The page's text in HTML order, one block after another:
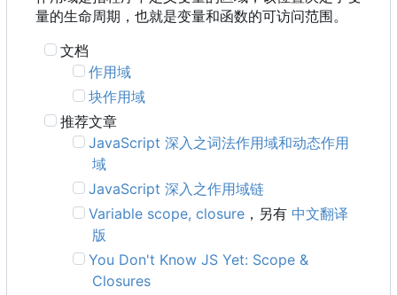
量的生命周期，也就是变量和函数的可访问范围。
文档
作用域
块作用域
推荐文章
JavaScript 深入之词法作用域和动态作用
域
JavaScript 深入之作用域链
Variable scope, closure ，另有 中文翻译
版
You Don't Know JS Yet: Scope &
Closures